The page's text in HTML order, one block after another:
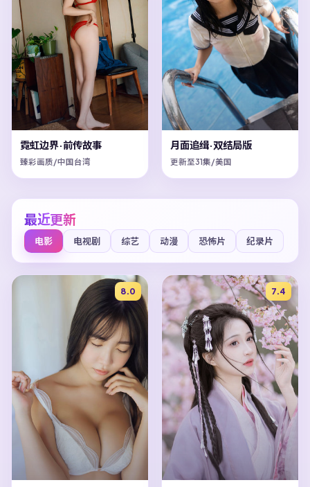
霓虹边界·前传故事
臻彩画质/中国台湾
月面追缉·双结局版
更新至31集/美国
最近更新
电影 电视剧 综艺 动漫 恐怖片 纪录片
8.0 7.4